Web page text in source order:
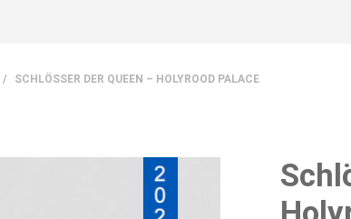
/ SCHLÖSSER DER QUEEN – HOLYROOD PALACE